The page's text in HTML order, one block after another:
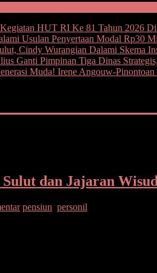
HUT RI Ke 81 Tahun 2026
Usulan Penyertaan Modal Rp30
Cindy Wurangian Dalami Skema
Ganti Pimpinan Tiga Dinas
Muda! Irene Angouw-
Sulut dan Jajaran
pensiun personil